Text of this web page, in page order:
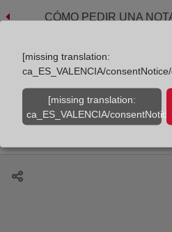
CÓMO PEDIR UNA
El club de lectura del Colegio
Sesión de abril: El regreso
West.
[missing translation:
ca_ES_VALENCIA/
[missing translation:
ca_ES_VALENCIA/